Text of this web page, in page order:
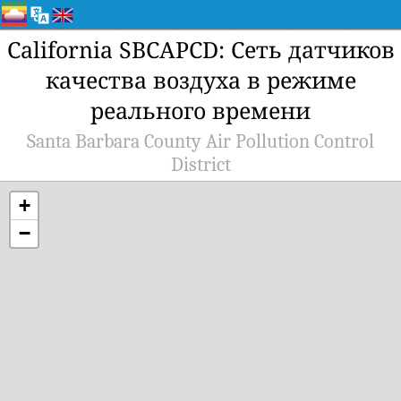
California SBCAPCD: Сеть датчиков
качества воздуха в режиме
реального времени
Santa Barbara County Air Pollution Control
District
+
−